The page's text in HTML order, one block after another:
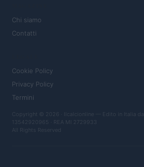
Chi siamo
Contatti
Cookie Policy
Privacy Policy
Termini
Copyright © 2026 · Ilcalcionline — Edito in Italia da
13542920965 · REA MI 2729933
All Rights Reserved